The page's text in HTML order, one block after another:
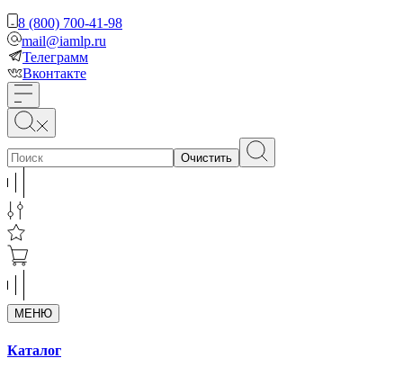
8 (800) 700-41-98
mail@iamlp.ru
Телеграмм
Вконтакте
Очистить
МЕНЮ
Каталог